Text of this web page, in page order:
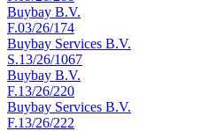
Buybay B.V.
F.03/26/174
Buybay Services B.V.
S.13/26/1067
Buybay B.V.
F.13/26/220
Buybay Services B.V.
F.13/26/222